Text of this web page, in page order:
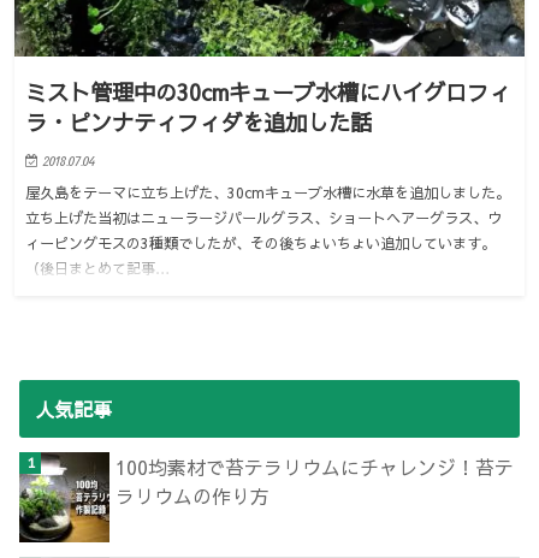
ミスト管理中の30cmキューブ水槽にハイグロフィ
ラ・ピンナティフィダを追加した話
2018.07.04
屋久島をテーマに立ち上げた、30cmキューブ水槽に水草を追加しました。
立ち上げた当初はニューラージパールグラス、ショートヘアーグラス、ウ
ィーピングモスの3種類でしたが、その後ちょいちょい追加しています。
（後日まとめて記事…
人気記事
100均素材で苔テラリウムにチャレンジ！苔テ
ラリウムの作り方